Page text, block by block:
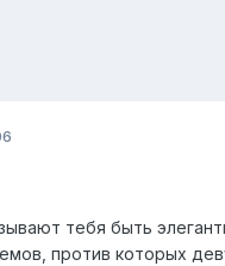
тебя быть
против которых